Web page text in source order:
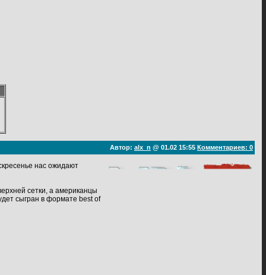
Автор: alx_n @ 01.02 15:55 Комментариев: 0
нас ожидают
сетки, а американцы
сыгран в формате best of